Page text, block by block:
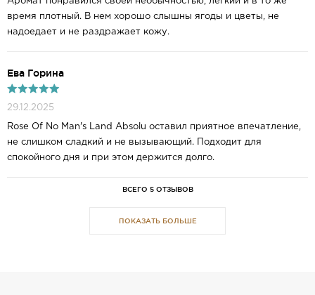
время плотный. В нем хорошо слышны ягоды и цветы, не
надоедает и не раздражает кожу.
Ева Горина
29.12.2025
Rose Of No Man's Land Absolu оставил приятное впечатление,
не слишком сладкий и не вызывающий. Подходит для
спокойного дня и при этом держится долго.
ВСЕГО 5 ОТЗЫВОВ
ПОКАЗАТЬ БОЛЬШЕ